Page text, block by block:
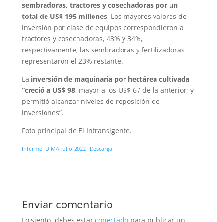
sembradoras, tractores y cosechadoras por un
total de US$ 195 millones. Los mayores valores de
inversión por clase de equipos correspondieron a
tractores y cosechadoras, 43% y 34%,
respectivamente; las sembradoras y fertilizadoras
representaron el 23% restante.
La inversión de maquinaria por hectárea cultivada
“creció a US$ 98, mayor a los US$ 67 de la anterior; y
permitió alcanzar niveles de reposición de
inversiones”.
Foto principal de El Intransigente.
Informe-IDIMA-julio-2022 Descarga
Enviar comentario
Lo siento, debes estar conectadopara publicar un